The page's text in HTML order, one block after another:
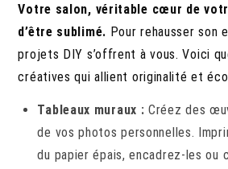
Votre salon, véritable cœur de
d’être sublimé. Pour rehausser son
projets DIY s’offrent à vous. Voici
créatives qui allient originalité et
Tableaux muraux : Créez des
de vos photos personnelles.
du papier épais, encadrez-les ou